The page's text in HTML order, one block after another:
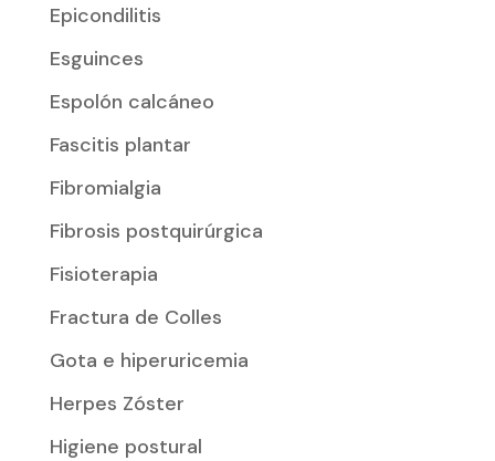
Epicondilitis
Esguinces
Espolón calcáneo
Fascitis plantar
Fibromialgia
Fibrosis postquirúrgica
Fisioterapia
Fractura de Colles
Gota e hiperuricemia
Herpes Zóster
Higiene postural